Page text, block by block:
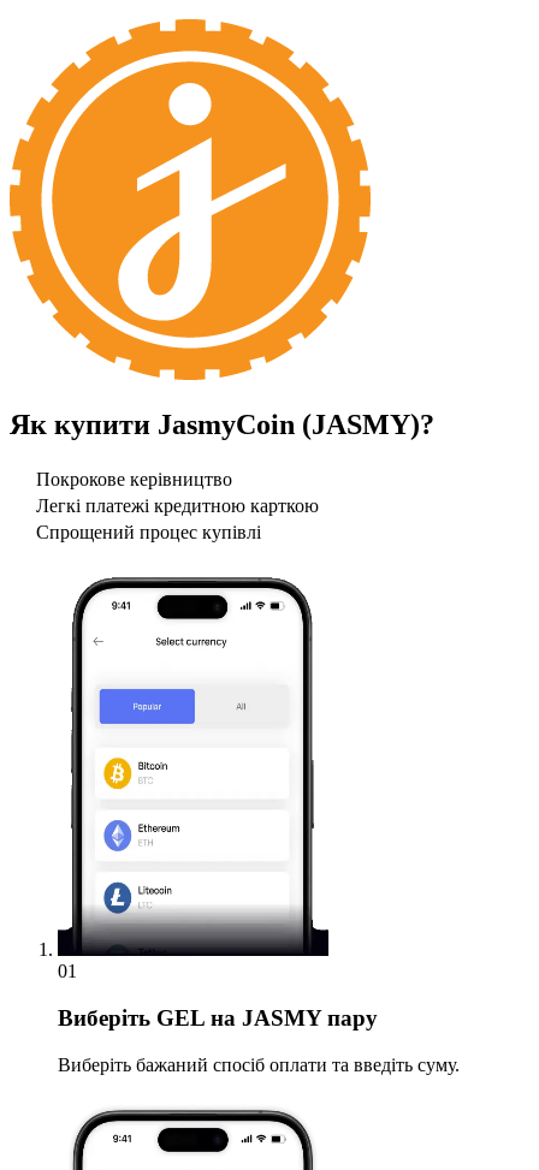
Як купити JasmyCoin (JASMY)?
Покрокове керівництво
Легкі платежі кредитною карткою
Спрощений процес купівлі
01
Виберіть GEL на JASMY пару
Виберіть бажаний спосіб оплати та введіть суму.